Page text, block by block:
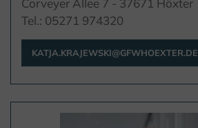
Corveyer Allee 7 - 37671 Höxter
Tel.: 05271 974320
KATJA.KRAJEWSKI@GFWHOEXTER.DE